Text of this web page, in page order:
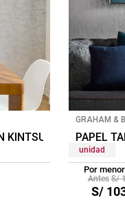
KINTSUGI 0.52X10 MTS
GRAHAM &
PAPEL
unidad
Por
S/
S/